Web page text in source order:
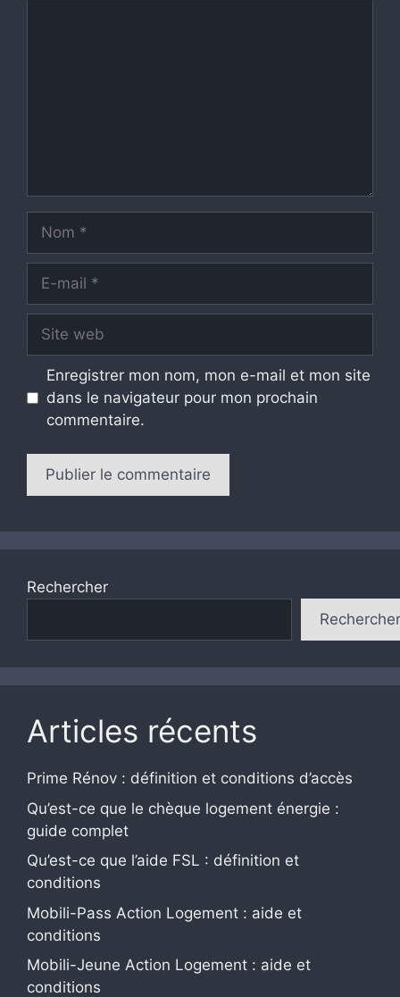
mail
web
Enregistrer mon nom, mon e-mail et mon site
dans le navigateur pour mon prochain
commentaire.
Rechercher
Rechercher
Articles récents
Prime Rénov : définition et conditions d’accès
Qu’est-ce que le chèque logement énergie :
guide complet
Qu’est-ce que l’aide FSL : définition et
conditions
Mobili-Pass Action Logement : aide et
conditions
Mobili-Jeune Action Logement : aide et
conditions